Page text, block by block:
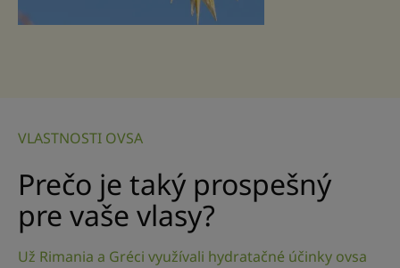
VLASTNOSTI OVSA
Prečo je taký prospešný
pre vaše vlasy?
Už Rimania a Gréci využívali hydratačné účinky ovsa